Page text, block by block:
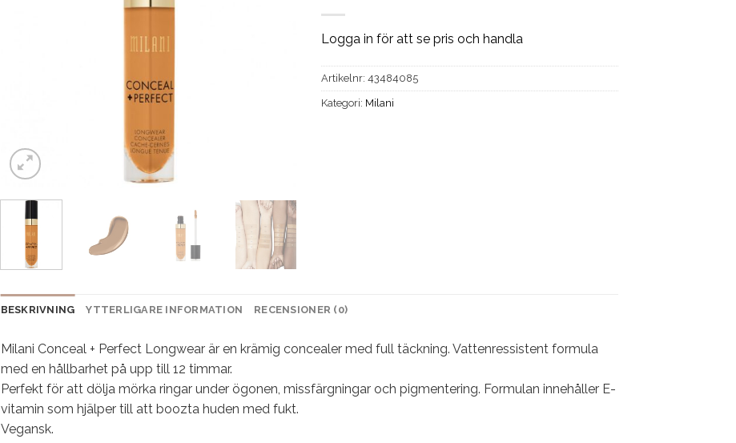
Logga in för att se pris och handla
Artikelnr:43484085
Kategori: Milani
BESKRIVNING YTTERLIGARE INFORMATION RECENSIONER (0)
Milani Conceal + Perfect Longwear är en krämig concealer med full täckning. Vattenressistent formula
med en hållbarhet på upp till 12 timmar.
Perfekt för att dölja mörka ringar under ögonen, missfärgningar och pigmentering. Formulan innehåller E-
vitamin som hjälper till att boozta huden med fukt.
Vegansk.